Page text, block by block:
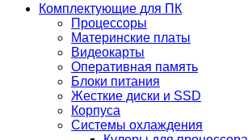
Комплектующие для ПК
Процессоры
Материнские платы
Видеокарты
Оперативная память
Блоки питания
Жесткие диски и SSD
Корпуса
Системы охлаждения